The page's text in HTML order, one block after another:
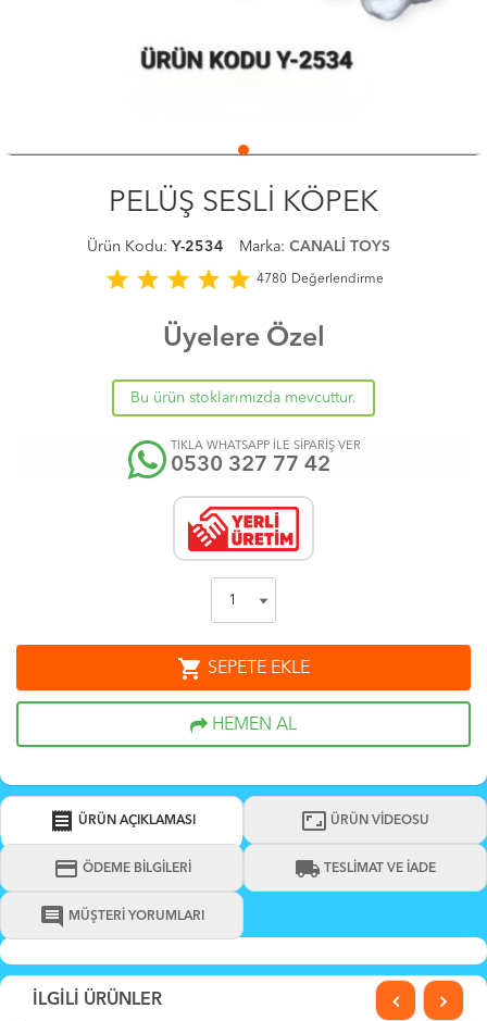
PELÜŞ SESLİ KÖPEK
Ürün Kodu: Y-2534 Marka: CANALİ TOYS
star star star star star 4780 Değerlendirme
Üyelere Özel
Bu ürün stoklarımızda mevcuttur.
TIKLA WHATSAPP İLE SİPARİŞ VER
0530 327 77 42
shopping_cart SEPETE EKLE
HEMEN AL
receipt ÜRÜN AÇIKLAMASI aspect_ratio ÜRÜN VİDEOSU
credit_card ÖDEME BİLGİLERİ local_shipping TESLİMAT VE İADE
comment MÜŞTERİ YORUMLARI
İLGİLİ ÜRÜNLER